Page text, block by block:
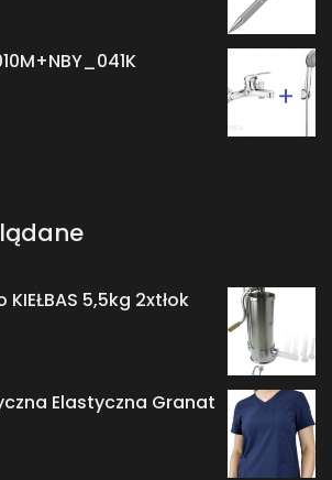
KIEŁBAS 5,5kg 2xtłok
Elastyczna Granat